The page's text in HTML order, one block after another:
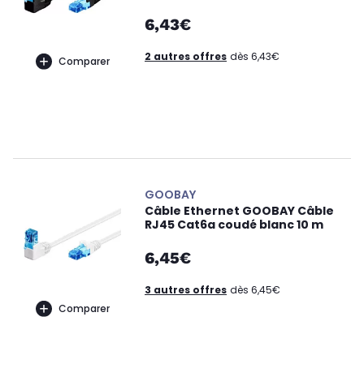
Comparer
6,43€
2 autres offres dès 6,43€
Comparer
GOOBAY
Câble Ethernet GOOBAY Câble
RJ45 Cat6a coudé blanc 10 m
6,45€
3 autres offres dès 6,45€